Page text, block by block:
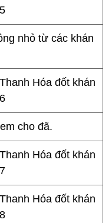
nhỏ từ các khán
cho đã.